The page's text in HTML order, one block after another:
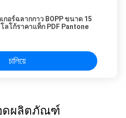
กอร์ฉลากกาว BOPP ขนาด 15
ลโก้ราคาแท็ก PDF Pantone
চালিয়ে
ดผลิตภัณฑ์